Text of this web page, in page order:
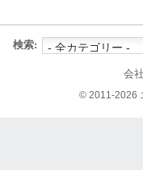
検索:
会
© 2011-2026